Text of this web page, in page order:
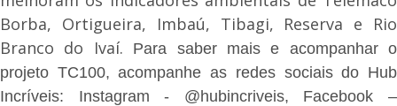
Borba, Ortigueira, Imbaú, Tibagi, Reserva e Rio
Branco do Ivaí.
Para saber mais e acompanhar o
projeto TC100, acompanhe as redes sociais do Hub
Incríveis: Instagram - @hubincriveis, Facebook –